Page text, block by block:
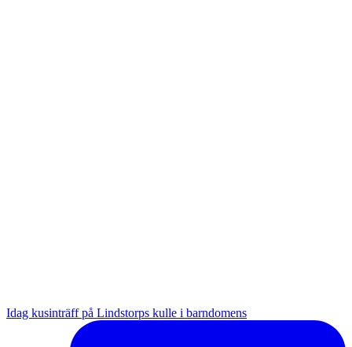
Idag kusinträff på Lindstorps kulle i barndomens